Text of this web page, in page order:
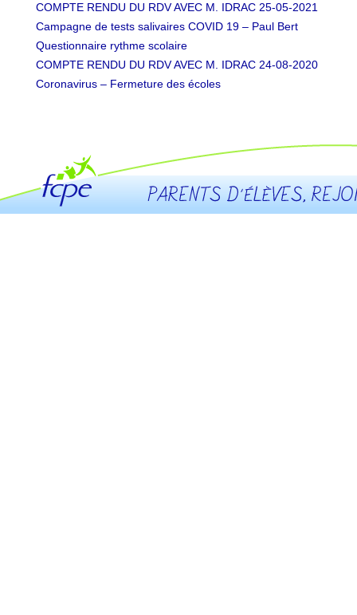
COMPTE RENDU DU RDV AVEC M. IDRAC 25-05-2021
Campagne de tests salivaires COVID 19 – Paul Bert
Questionnaire rythme scolaire
COMPTE RENDU DU RDV AVEC M. IDRAC 24-08-2020
Coronavirus – Fermeture des écoles